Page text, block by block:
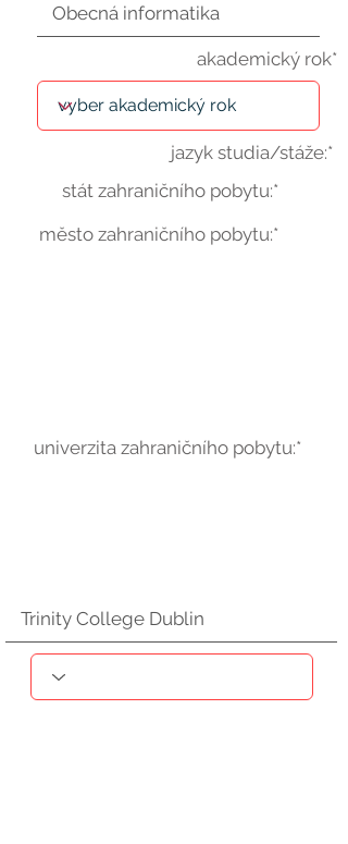
akademický rok*
jazyk studia/stáže:*
stát zahraničního pobytu:*
město zahraničního pobytu:*
univerzita zahraničního pobytu:*